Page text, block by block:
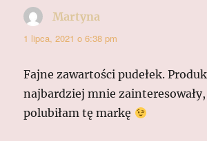
Martyna
1 lipca, 2021 o 6:38 pm
Fajne zawartości pudełek.
najbardziej mnie
polubiłam tę markę